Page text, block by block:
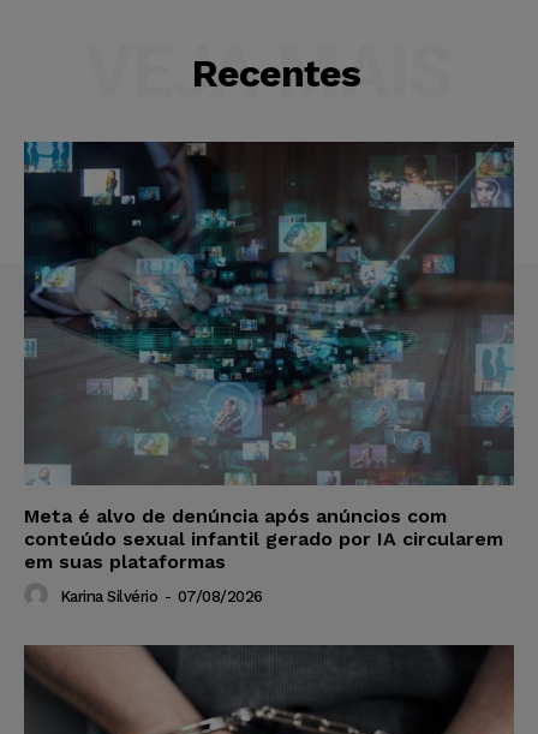
Recentes
VEJA MAIS
Meta é alvo de denúncia após anúncios com
conteúdo sexual infantil gerado por IA circularem
em suas plataformas
Karina Silvério - 07/08/2026